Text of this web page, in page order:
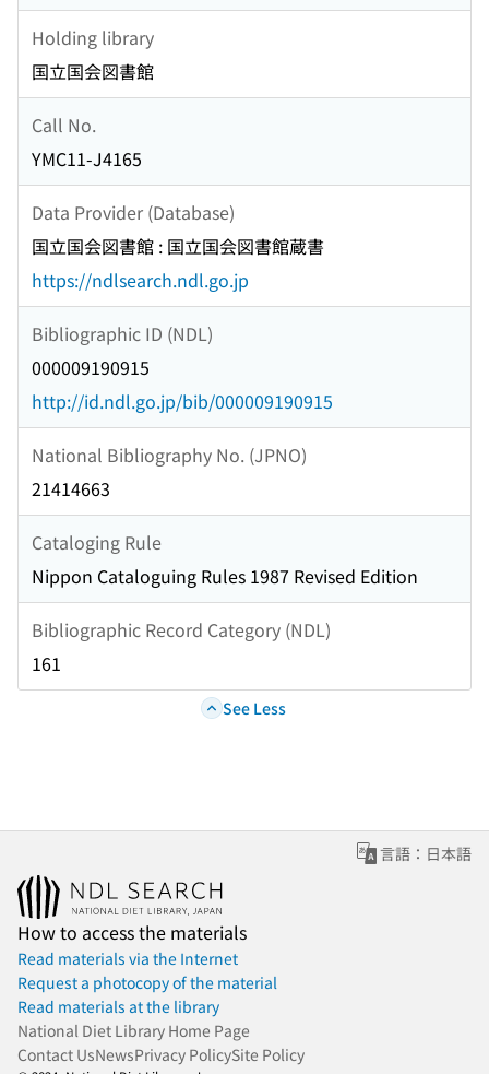
Holding library
国立国会図書館
Call No.
YMC11-J4165
Data Provider (Database)
国立国会図書館 : 国立国会図書館蔵書
https://ndlsearch.ndl.go.jp
Bibliographic ID (NDL)
000009190915
http://id.ndl.go.jp/bib/000009190915
National Bibliography No. (JPNO)
21414663
Cataloging Rule
Nippon Cataloguing Rules 1987 Revised Edition
Bibliographic Record Category (NDL)
161
See Less
言語：日本語
How to access the materials
Read materials via the Internet
Request a photocopy of the material
Read materials at the library
National Diet Library Home Page
Contact UsNewsPrivacy PolicySite Policy